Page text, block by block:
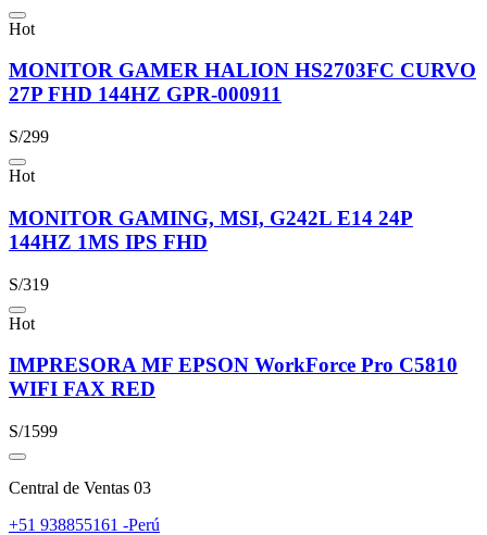
Hot
MONITOR GAMER HALION HS2703FC CURVO
27P FHD 144HZ GPR-000911
S/299
Hot
MONITOR GAMING, MSI, G242L E14 24P
144HZ 1MS IPS FHD
S/319
Hot
IMPRESORA MF EPSON WorkForce Pro C5810
WIFI FAX RED
S/1599
Central de Ventas 03
+51 938855161 -Perú